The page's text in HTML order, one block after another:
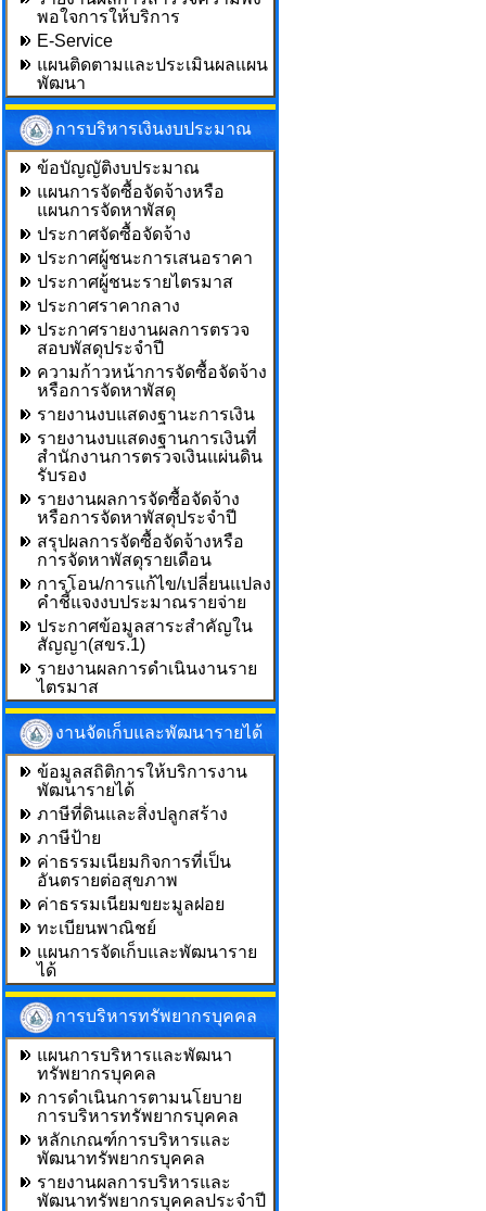
พอใจการให้บริการ
E-Service
แผนติดตามและประเมินผลแผน
พัฒนา
การบริหารเงินงบประมาณ
ข้อบัญญัติงบประมาณ
แผนการจัดซื้อจัดจ้างหรือ
แผนการจัดหาพัสดุ
ประกาศจัดซื้อจัดจ้าง
ประกาศผู้ชนะการเสนอราคา
ประกาศผู้ชนะรายไตรมาส
ประกาศราคากลาง
ประกาศรายงานผลการตรวจ
สอบพัสดุประจำปี
ความก้าวหน้าการจัดซื้อจัดจ้าง
หรือการจัดหาพัสดุ
รายงานงบแสดงฐานะการเงิน
รายงานงบแสดงฐานการเงินที่
สำนักงานการตรวจเงินแผ่นดิน
รับรอง
รายงานผลการจัดซื้อจัดจ้าง
หรือการจัดหาพัสดุประจำปี
สรุปผลการจัดซื้อจัดจ้างหรือ
การจัดหาพัสดุรายเดือน
การโอน/การแก้ไข/เปลี่ยนแปลง
คำชี้แจงงบประมาณรายจ่าย
ประกาศข้อมูลสาระสำคัญใน
สัญญา(สขร.1)
รายงานผลการดำเนินงานราย
ไตรมาส
งานจัดเก็บและพัฒนารายได้
ข้อมูลสถิติการให้บริการงาน
พัฒนารายได้
ภาษีที่ดินและสิ่งปลูกสร้าง
ภาษีป้าย
ค่าธรรมเนียมกิจการที่เป็น
อันตรายต่อสุขภาพ
ค่าธรรมเนียมขยะมูลฝอย
ทะเบียนพาณิชย์
แผนการจัดเก็บและพัฒนาราย
ได้
การบริหารทรัพยากรบุคคล
แผนการบริหารและพัฒนา
ทรัพยากรบุคคล
การดำเนินการตามนโยบาย
การบริหารทรัพยากรบุคคล
หลักเกณฑ์การบริหารและ
พัฒนาทรัพยากรบุคคล
รายงานผลการบริหารและ
พัฒนาทรัพยากรบุคคลประจำปี